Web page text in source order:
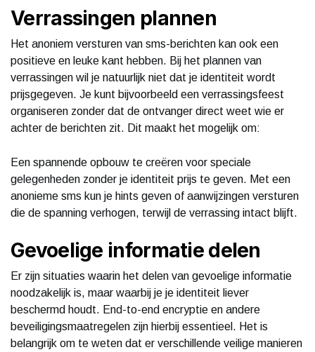
Verrassingen plannen
Het anoniem versturen van sms-berichten kan ook een
positieve en leuke kant hebben. Bij het plannen van
verrassingen wil je natuurlijk niet dat je identiteit wordt
prijsgegeven. Je kunt bijvoorbeeld een verrassingsfeest
organiseren zonder dat de ontvanger direct weet wie er
achter de berichten zit. Dit maakt het mogelijk om:
Een spannende opbouw te creëren voor speciale
gelegenheden zonder je identiteit prijs te geven. Met een
anonieme sms kun je hints geven of aanwijzingen versturen
die de spanning verhogen, terwijl de verrassing intact blijft.
Gevoelige informatie delen
Er zijn situaties waarin het delen van gevoelige informatie
noodzakelijk is, maar waarbij je je identiteit liever
beschermd houdt. End-to-end encryptie en andere
beveiligingsmaatregelen zijn hierbij essentieel. Het is
belangrijk om te weten dat er verschillende veilige manieren